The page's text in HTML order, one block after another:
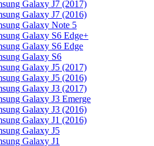
Galaxy J7 (2017)
Galaxy J7 (2016)
Galaxy Note 5
Galaxy S6 Edge+
Galaxy S6 Edge
Galaxy S6
Galaxy J5 (2017)
Galaxy J5 (2016)
Galaxy J3 (2017)
Galaxy J3 Emerge
Galaxy J3 (2016)
Galaxy J1 (2016)
Galaxy J5
Galaxy J1